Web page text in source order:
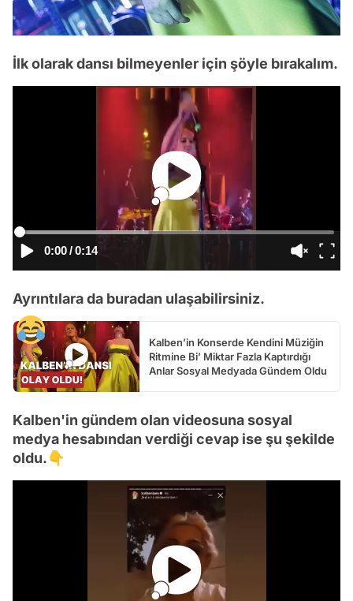
İlk olarak dansı bilmeyenler için şöyle bırakalım.
0:00/0:14
Ayrıntılara da buradan ulaşabilirsiniz.
Kalben’in Konserde Kendini Müziğin
Ritmine Bi’ Miktar Fazla Kaptırdığı
Anlar Sosyal Medyada Gündem Oldu
Kalben'in gündem olan videosuna sosyal
medya hesabından verdiği cevap ise şu şekilde
oldu.👇